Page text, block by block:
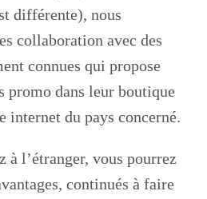
différente), nous
collaboration avec des
connues qui propose
promo dans leur boutique
internet du pays concerné.
à l’étranger, vous pourrez
continués à faire